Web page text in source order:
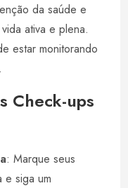
da saúde e
ativa e plena.
estar monitorando
Check-ups
: Marque seus
e siga um